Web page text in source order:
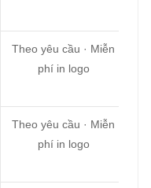
Theo yêu cầu · Miễn
phí in logo
Theo yêu cầu · Miễn
phí in logo